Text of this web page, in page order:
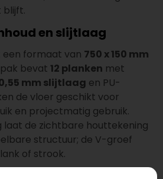
en slijtlaag
een formaat van 750 x 150 mm
pak bevat 12 planken met
mm slijtlaag en PU-
de vloer geschikt voor
en projectmatig gebruik.
laat de zichtbare houttekening
structuur; de V-groef
of strook.